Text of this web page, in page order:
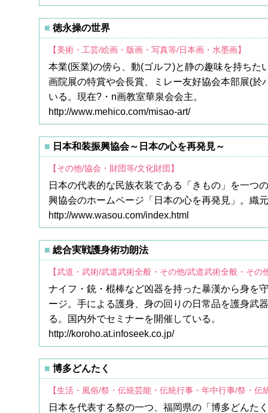
徳永操の世界
【美術・工芸/絵画・版画・写真等/日本画・水墨画】
本業(医業)の傍ら、動(ゴルフ)と静の趣味を持ち
画院展の特賞や会長賞、ミレー友好協会本部展(
いる。現在?・n画教室華泉会会主。
http://www.mehico.com/misao-art/
日本和装振興協会～日本の心を再発見～
【その他/協会・財団等/文化財団】
日本の代表的な民族衣装である「きもの」を一つ
興協会のホームページ「日本の心を再発見」。織
http://www.wasou.com/index.html
総合実戦護身術功朗法
【武道・武術/武道武術全般・その他/武道武術全般・その
ナイフ・銃・棍棒など凶器を持った暴漢から身を
ージ。手による護身、身の回りの日常品を護身武
る。国内外でセミナーを開催している。
http://koroho.at.infoseek.co.jp/
博多どんたく
【生活・風俗/祭・伝統芸能・伝統行事・年中行事/祭・伝
日本を代表する祭の一つ、福岡県の「博多どんた